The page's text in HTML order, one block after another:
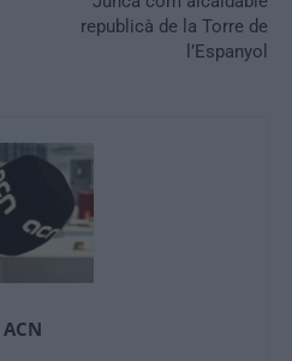
republicà de la Torre de
l’Espanyol
ACN